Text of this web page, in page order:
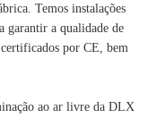
Temos instalações
garantir a qualidade de
por CE, bem
ao ar livre da DLX